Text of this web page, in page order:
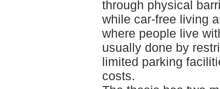
through physical
while car-free living
where people live
usually done by
limited parking
costs.